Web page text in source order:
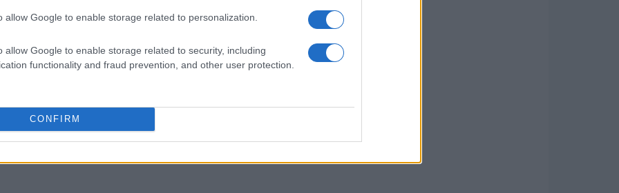
allow Google to enable storage related to personalization.
allow Google to enable storage related to security, including
functionality and fraud prevention, and other user protection.
CONFIRM
affascinante è il team di
Sakimoto, noto compositore di colonne
XIIeValkyria Chronicles, è responsabile
promette di accompagnare i giocatori in
suggestive. Inoltre, l’illustratore Takeshi
Rush, contribuisce a dare vita a un mondo
in modo distintivo.